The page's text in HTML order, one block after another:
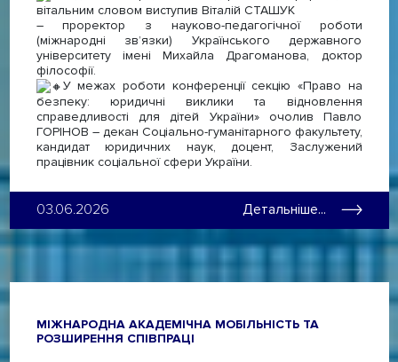
вітальним словом виступив Віталій СТАШУК
– проректор з науково-педагогічної роботи
(міжнародні звʼязки) Українського державного
університету імені Михайла Драгоманова, доктор
філософії.
У межах роботи конференції секцію «Право на
безпеку: юридичні виклики та відновлення
справедливості для дітей України» очолив Павло
ГОРІНОВ – декан Соціально-гуманітарного факультету,
кандидат юридичних наук, доцент, Заслужений
працівник соціальної сфери України.
03.06.2026 Детальніше...
МІЖНАРОДНА АКАДЕМІЧНА МОБІЛЬНІСТЬ ТА
РОЗШИРЕННЯ СПІВПРАЦІ